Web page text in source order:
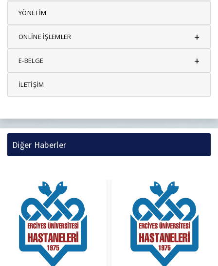
YÖNETİM
ONLİNE İŞLEMLER +
E-BELGE +
İLETİŞİM
Diğer Haberler